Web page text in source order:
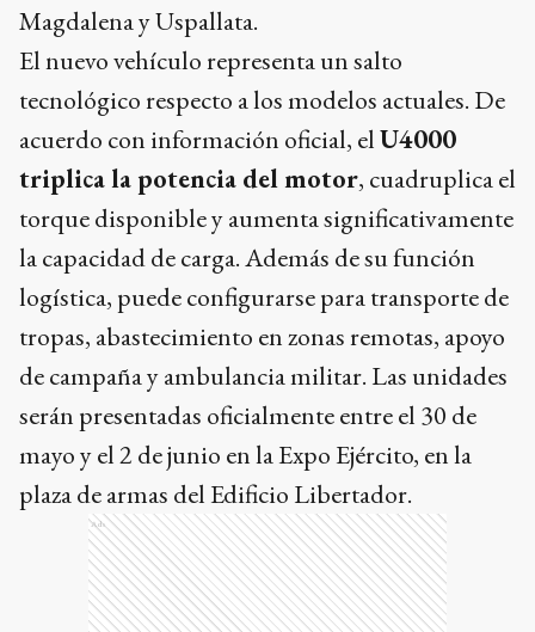
Magdalena y Uspallata.
El nuevo vehículo representa un salto
tecnológico respecto a los modelos actuales. De
acuerdo con información oficial, elU4000
triplica la potencia del motor, cuadruplica el
torque disponible y aumenta significativamente
la capacidad de carga. Además de su función
logística, puede configurarse para transporte de
tropas, abastecimiento en zonas remotas, apoyo
de campaña y ambulancia militar. Las unidades
serán presentadas oficialmente entre el 30 de
mayo y el 2 de junio en la Expo Ejército, en la
plaza de armas del Edificio Libertador.
Ads